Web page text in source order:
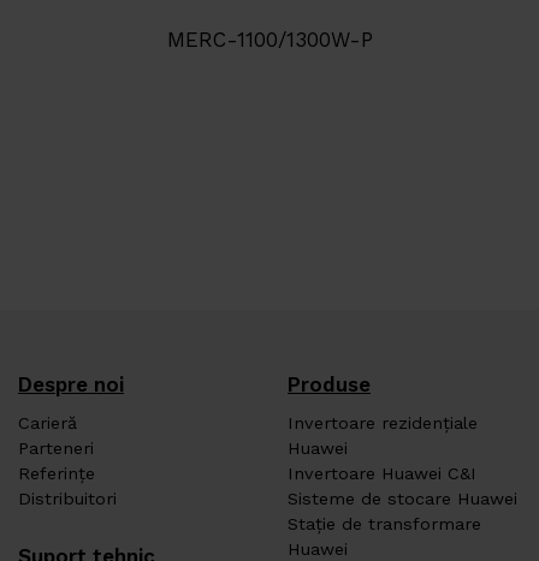
MERC-1100/1300W-P
Despre noi
Carieră
Parteneri
Referințe
Distribuitori
Suport tehnic
Produse
Invertoare rezidențiale
Huawei
Invertoare Huawei C&I
Sisteme de stocare Huawei
Stație de transformare
Huawei